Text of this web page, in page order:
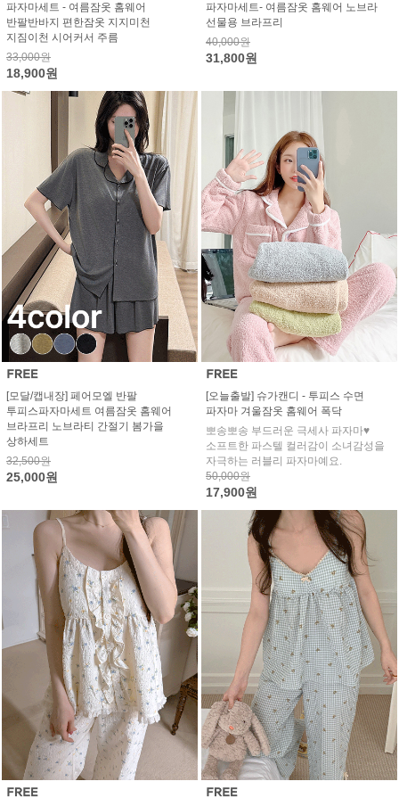
파자마세트 - 여름잠옷 홈웨어
반팔반바지 편한잠옷 지지미천
지짐이천 시어커서 주름
33,000원
18,900원
파자마세트- 여름잠옷 홈웨어 노브라
선물용 브라프리
40,000원
31,800원
[모달/캡내장] 페어모엘 반팔
투피스파자마세트 여름잠옷 홈웨어
브라프리 노브라티 간절기 봄가을
상하세트
32,500원
25,000원
[오늘출발] 슈가캔디 - 투피스 수면
파자마 겨울잠옷 홈웨어 폭닥
뽀송뽀송 부드러운 극세사 파자마♥
소프트한 파스텔 컬러감이 소녀감성을
자극하는 러블리 파자마예요.
50,000원
17,900원